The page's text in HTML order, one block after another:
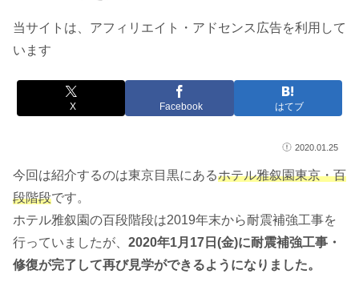
当サイトは、アフィリエイト・アドセンス広告を利用して
います
X Facebook はてブ
2020.01.25
今回は紹介するのは東京目黒にあるホテル雅叙園東京・百
段階段です。
ホテル雅叙園の百段階段は2019年末から耐震補強工事を
行っていましたが、 2020年1月17日(金)に耐震補強工事・
修復が完了して再び見学ができるようになりました。